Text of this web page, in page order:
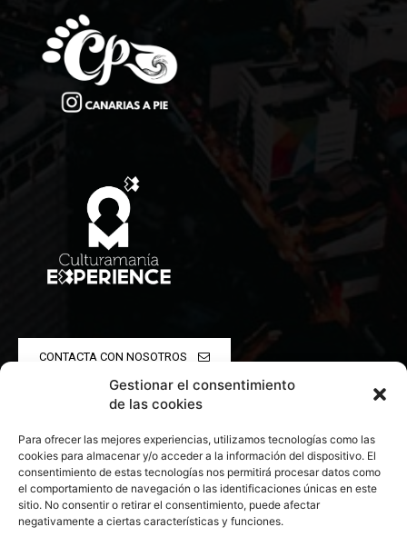
Gestionar el consentimiento
de las cookies
Para ofrecer las mejores experiencias, utilizamos tecnologías como las
cookies para almacenar y/o acceder a la información del dispositivo. El
consentimiento de estas tecnologías nos permitirá procesar datos como
el comportamiento de navegación o las identificaciones únicas en este
sitio. No consentir o retirar el consentimiento, puede afectar
negativamente a ciertas características y funciones.
CONTACTA CON NOSOTROS
POLÍTICA DE PRIVACIDAD
POLÍTICA DE COOKIES
© 2026 Todos los derechos reservados. Culturamanía